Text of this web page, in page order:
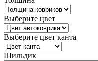
Выберите цвет
Выберите цвет канта
Шильдик